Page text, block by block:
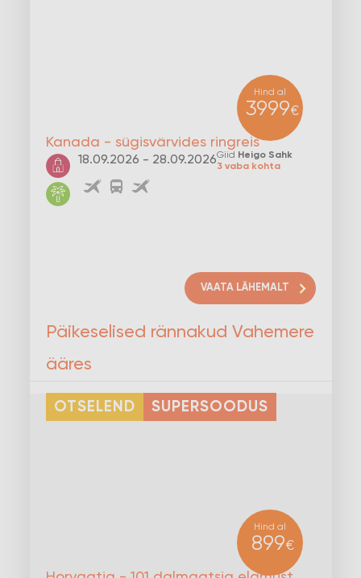
Hind al
3999€
Kanada - sügisvärvides ringreis
18.09.2026 - 28.09.2026Giid Heigo Sahk
3 vaba kohta
VAATA LÄHEMALT
Päikeselised rännakud Vahemere
ääres
OTSELEND SUPERSOODUS
Hind al
899€